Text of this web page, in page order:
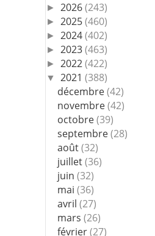
► 2026(243)
► 2025(460)
► 2024(402)
► 2023(463)
► 2022(422)
▼ 2021 (388)
décembre(42)
novembre(42)
octobre(39)
septembre(28)
août(32)
juillet(36)
juin(32)
mai(36)
avril(27)
mars(26)
février(27)